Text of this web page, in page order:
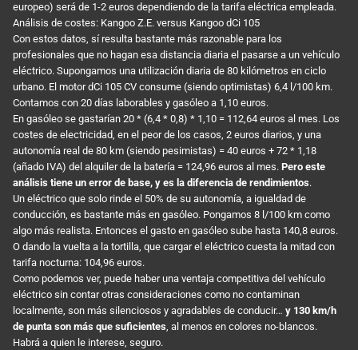
europeo) será de 1-2 euros dependiendo de la tarifa eléctrica empleada.
Análisis de costes: Kangoo Z.E. versus Kangoo dCi 105
Con estos datos, sí resulta bastante más razonable para los
profesionales que no hagan esa distancia diaria el pasarse a un vehículo
eléctrico. Supongamos una utilización diaria de 80 kilómetros en ciclo
urbano. El motor dCi 105 CV consume (siendo optimistas) 6,4 l/100 km.
Contamos con 20 días laborables y gasóleo a 1,10 euros.
En gasóleo se gastarían 20 * (6,4 * 0,8) * 1,10 = 112,64 euros al mes. Los
costes de electricidad, en el peor de los casos, 2 euros diarios, y una
autonomía real de 80 km (siendo pesimistas) = 40 euros + 72 * 1,18
(añado IVA) del alquiler de la batería = 124,96 euros al mes. Pero este
análisis tiene un error de base, y es la diferencia de rendimientos.
Un eléctrico que solo rinde el 50% de su autonomía, a igualdad de
conducción, es bastante más en gasóleo. Pongamos 8 l/100 km como
algo más realista. Entonces el gasto en gasóleo sube hasta 140,8 euros.
O dando la vuelta a la tortilla, que cargar el eléctrico cuesta la mitad con
tarifa nocturna: 104,96 euros.
Como podemos ver, puede haber una ventaja competitiva del vehículo
eléctrico sin contar otras consideraciones como no contaminan
localmente, son más silenciosos y agradables de conducir… y 130 km/h
de punta son más que suficientes, al menos en colores no-blancos.
Habrá a quien le interese, seguro.